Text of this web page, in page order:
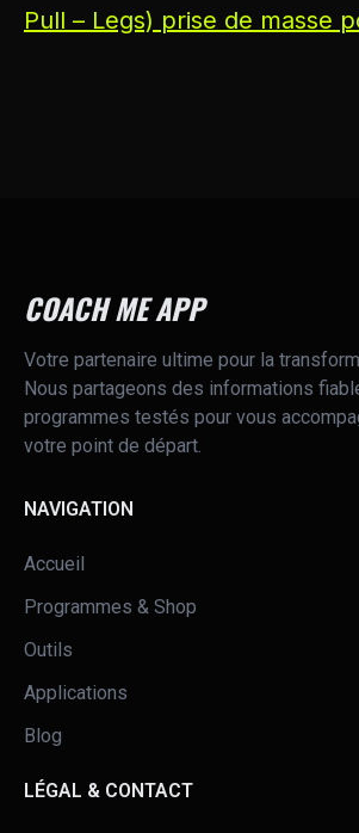
Pull – Legs) prise de masse
COACH ME APP
Votre partenaire ultime pour la
Nous partageons des informations
programmes testés pour vous
votre point de départ.
NAVIGATION
Accueil
Programmes & Shop
Outils
Applications
Blog
LÉGAL & CONTACT